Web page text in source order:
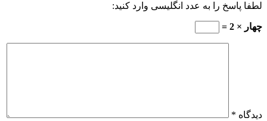
لطفا پاسخ را به عدد انگلیسی وارد کنید:
چهار × 2 =
دیدگاه *